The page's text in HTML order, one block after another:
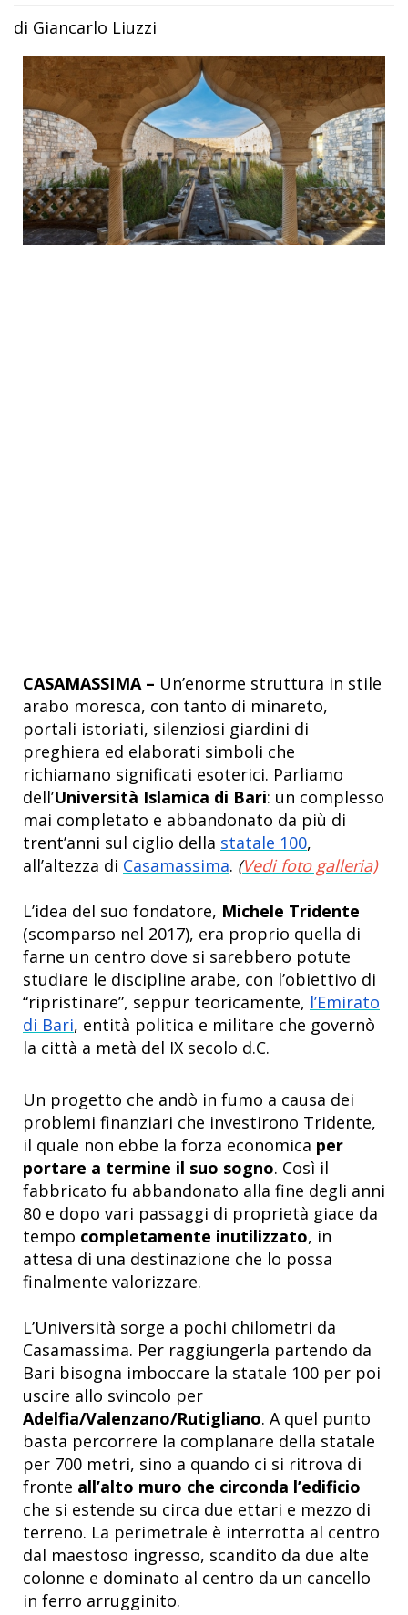
di Giancarlo Liuzzi
CASAMASSIMA – Un’enorme struttura in stile
arabo moresca, con tanto di minareto,
portali istoriati, silenziosi giardini di
preghiera ed elaborati simboli che
richiamano significati esoterici. Parliamo
dell’Università Islamica di Bari: un complesso
mai completato e abbandonato da più di
trent’anni sul ciglio della statale 100,
all’altezza di Casamassima. (Vedi foto galleria)
L’idea del suo fondatore, Michele Tridente
(scomparso nel 2017), era proprio quella di
farne un centro dove si sarebbero potute
studiare le discipline arabe, con l’obiettivo di
“ripristinare”, seppur teoricamente, l’Emirato
di Bari, entità politica e militare che governò
la città a metà del IX secolo d.C.
Un progetto che andò in fumo a causa dei
problemi finanziari che investirono Tridente,
il quale non ebbe la forza economica per
portare a termine il suo sogno. Così il
fabbricato fu abbandonato alla fine degli anni
80 e dopo vari passaggi di proprietà giace da
tempo completamente inutilizzato, in
attesa di una destinazione che lo possa
finalmente valorizzare.
L’Università sorge a pochi chilometri da
Casamassima. Per raggiungerla partendo da
Bari bisogna imboccare la statale 100 per poi
uscire allo svincolo per
Adelfia/Valenzano/Rutigliano. A quel punto
basta percorrere la complanare della statale
per 700 metri, sino a quando ci si ritrova di
fronte all’alto muro che circonda l’edificio
che si estende su circa due ettari e mezzo di
terreno. La perimetrale è interrotta al centro
dal maestoso ingresso, scandito da due alte
colonne e dominato al centro da un cancello
in ferro arrugginito.